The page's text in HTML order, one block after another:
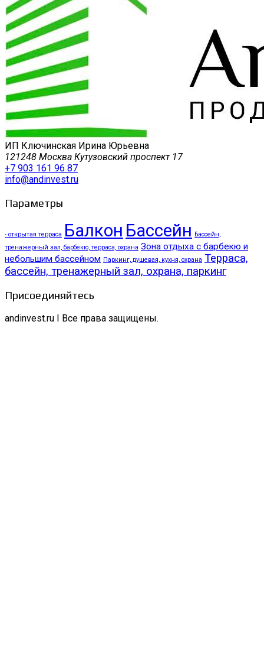
ИП Ключинская Ирина Юрьевна
121248 Москва Кутузовский проспект 17
+7 903 161 96 87
info@andinvest.ru
Параметры
- открытая терраса Балкон Бассейн Бассейн,
тренажерный зал, барбекю, терраса, охрана Зона отдыха с барбекю и
небольшим бассейном Паркинг, душевая, кухня, охрана Терраса,
бассейн, тренажерный зал, охрана, паркинг
Присоединяйтесь
andinvest.ru I Все права защищены.